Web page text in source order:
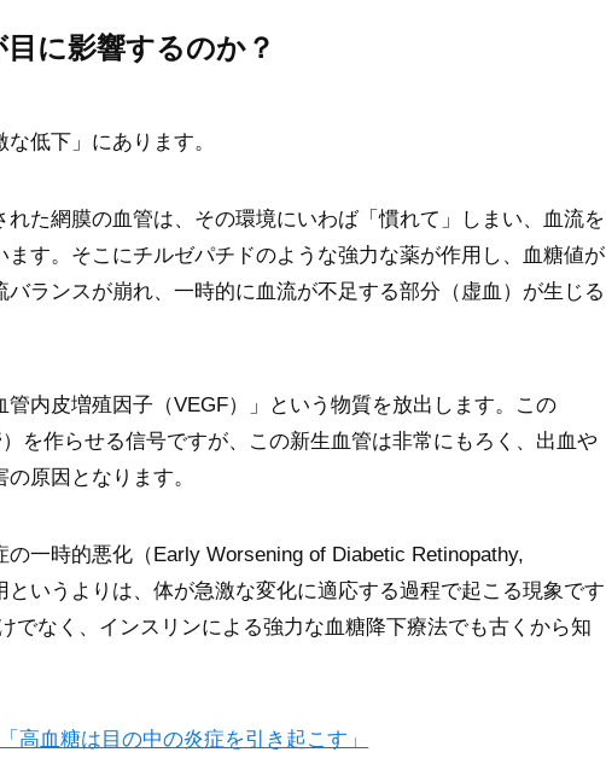
に影響するのか？
低下」にあります。
た網膜の血管は、その環境にいわば「慣れて」しまい、血流を
ます。そこにチルゼパチドのような強力な薬が作用し、血糖値が
ランスが崩れ、一時的に血流が不足する部分（虚血）が生じる
内皮増殖因子（VEGF）」という物質を放出します。この
を作らせる信号ですが、この新生血管は非常にもろく、出血や
原因となります。
一時的悪化（Early Worsening of Diabetic Retinopathy,
というよりは、体が急激な変化に適応する過程で起こる現象です
でなく、インスリンによる強力な血糖降下療法でも古くから知
高血糖は目の中の炎症を引き起こす」